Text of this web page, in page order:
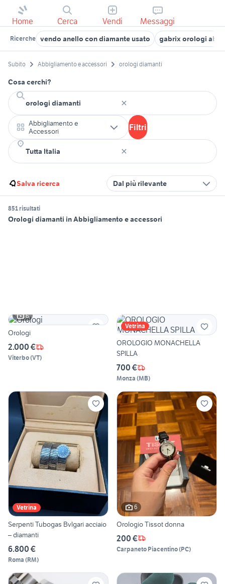
Home Cerca Vendi Messaggi
Ricerche vendo anello con diamante usato gabrix orologi
Subito Abbigliamento e accessori orologi diamanti
Cosa cerchi?
Abbigliamento e
Accessori
Filtri
Salva ricerca Dal più rilevante
851 risultati
Orologi diamanti in Abbigliamento e accessori
6
Orologi
2.000 €
Viterbo(VT)
Vetrina
OROLOGIO MONACHELLA
SPILLA
700 €
Monza (MB)
Vetrina
Serpenti Tubogas Bvlgari acciaio
– diamanti
6.800 €
Roma (RM)
6
Orologio Tissot donna
200 €
Carpaneto Piacentino(PC)